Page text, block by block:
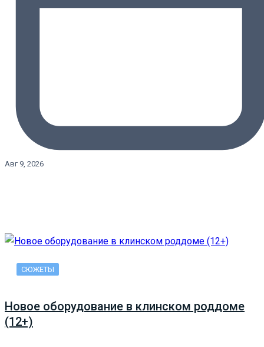
Авг 9, 2026
СЮЖЕТЫ
Новое оборудование в клинском роддоме
(12+)